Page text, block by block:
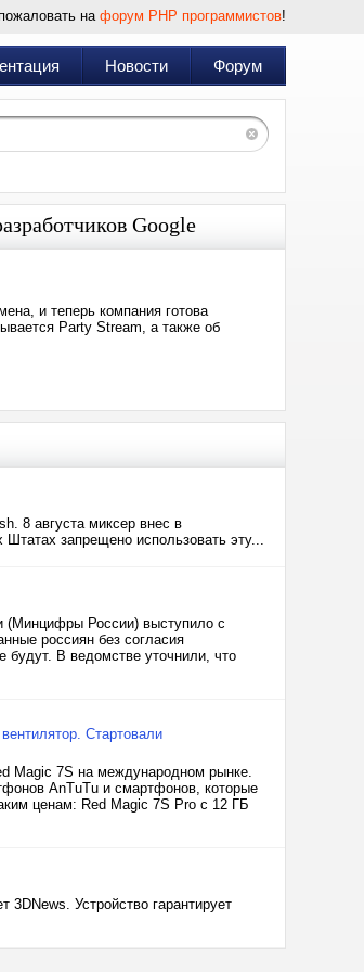
на форум PHP программистов!
Новости Форум
Google
и теперь компания готова
Party Stream, а также об
8 августа миксер внес в
запрещено использовать эту...
(Минцифры России) выступило с
россиян без согласия
В ведомстве уточнили, что
Стартовали
Magic 7S на международном рынке.
AnTuTu и смартфонов, которые
ценам: Red Magic 7S Pro с 12 ГБ
Устройство гарантирует